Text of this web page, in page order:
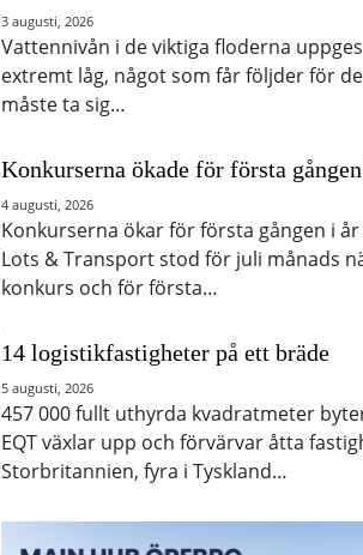
3 augusti, 2026
Vattennivån i de viktiga floderna
extremt låg, något som får följder för
måste ta sig…
Konkurserna ökade för första
4 augusti, 2026
Konkurserna ökar för första gången i år
Lots & Transport stod för juli månads
konkurs och för första…
14 logistikfastigheter på ett bräde
5 augusti, 2026
457 000 fullt uthyrda kvadratmeter
EQT växlar upp och förvärvar åtta
Storbritannien, fyra i Tyskland…